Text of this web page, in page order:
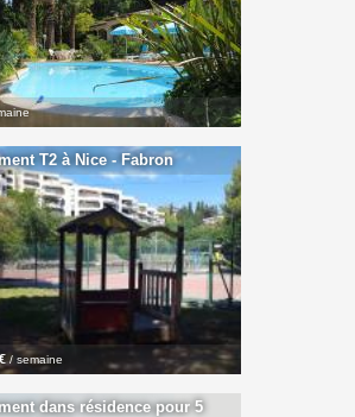
T2 à Nice - Fabron
/ semaine
dans résidence pour 5